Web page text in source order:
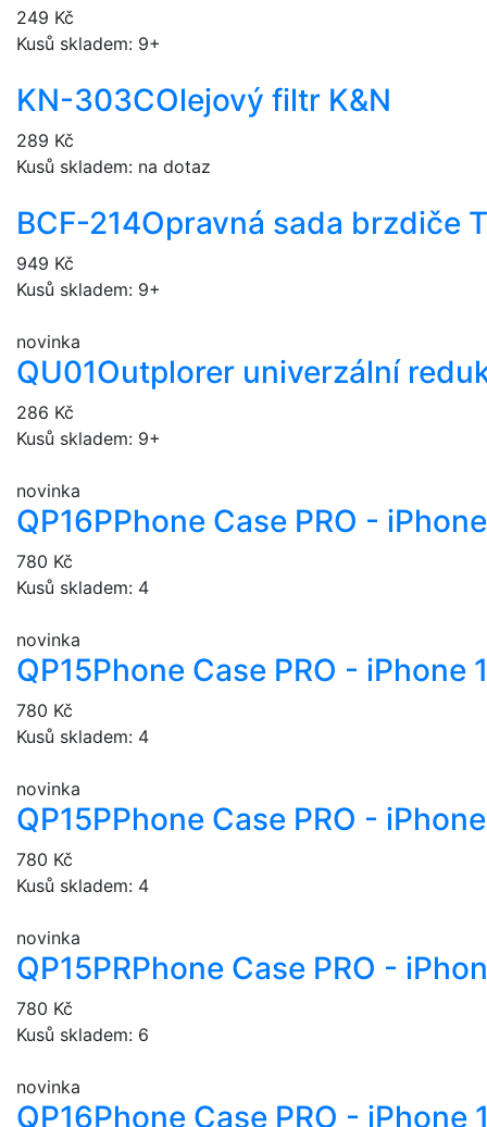
249 Kč
Kusů skladem: 9+
KN-303COlejový filtr K&N
289 Kč
Kusů skladem: na dotaz
BCF-214Opravná sada brzdiče
949 Kč
Kusů skladem: 9+
novinka
QU01Outplorer univerzální
286 Kč
Kusů skladem: 9+
novinka
QP16PPhone Case PRO -
780 Kč
Kusů skladem: 4
novinka
QP15Phone Case PRO - iPhone
780 Kč
Kusů skladem: 4
novinka
QP15PPhone Case PRO -
780 Kč
Kusů skladem: 4
novinka
QP15PRPhone Case PRO -
780 Kč
Kusů skladem: 6
novinka
QP16Phone Case PRO - iPhone